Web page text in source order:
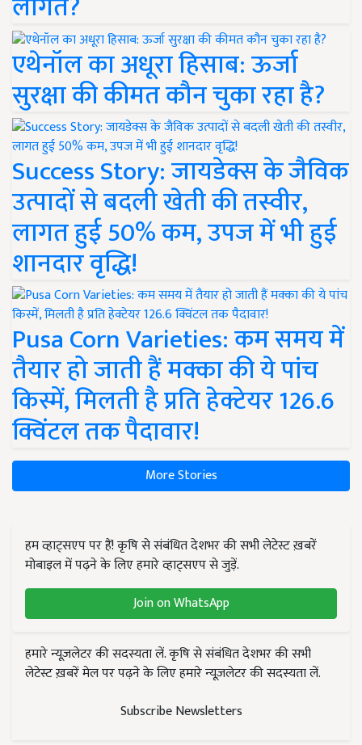
एथेनॉल का अधूरा हिसाब: ऊर्जा
सुरक्षा की कीमत कौन चुका रहा है?
Success Story: जायडेक्स के जैविक
उत्पादों से बदली खेती की तस्वीर,
लागत हुई 50% कम, उपज में भी हुई
शानदार वृद्धि!
Pusa Corn Varieties: कम समय में
तैयार हो जाती हैं मक्का की ये पांच
किस्में, मिलती है प्रति हेक्टेयर 126.6
क्विंटल तक पैदावार!
More Stories
हम व्हाट्सएप पर हैं! कृषि से संबंधित देशभर की सभी लेटेस्ट ख़बरें
मोबाइल में पढ़ने के लिए हमारे व्हाट्सएप से जुड़ें.
Join on WhatsApp
हमारे न्यूज़लेटर की सदस्यता लें. कृषि से संबंधित देशभर की सभी
लेटेस्ट ख़बरें मेल पर पढ़ने के लिए हमारे न्यूज़लेटर की सदस्यता लें.
Subscribe Newsletters